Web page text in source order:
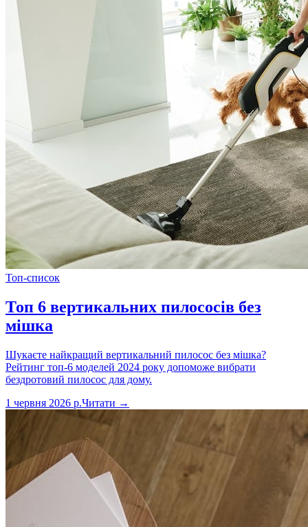
Топ-список
Топ 6 вертикальних пилососів без
мішка
Шукаєте найкращий вертикальний пилосос без мішка?
Рейтинг топ-6 моделей 2024 року допоможе вибрати
бездротовий пилосос для дому.
1 червня 2026 р.Читати →